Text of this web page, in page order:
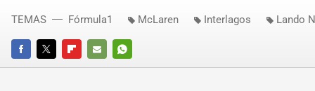
FACEBOOKTWITTERFLIPBOARD
E-
WHATSAPP
TEMAS Fórmula1 McLaren Interlagos Lando